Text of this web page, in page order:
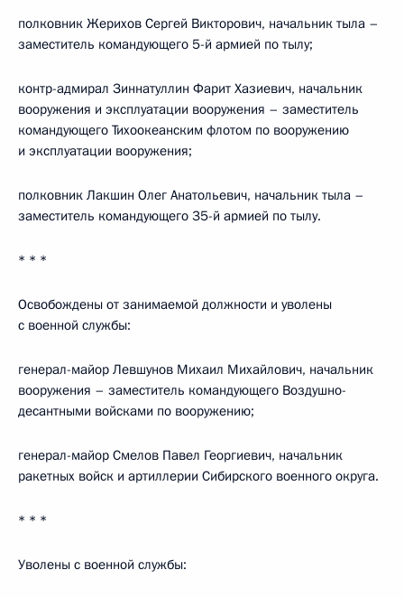
полковник Жерихов Сергей Викторович, начальник тыла –
заместитель командующего 5-й армией по тылу;
контр-адмирал Зиннатуллин Фарит Хазиевич, начальник
вооружения и эксплуатации вооружения – заместитель
командующего Тихоокеанским флотом по вооружению
и эксплуатации вооружения;
полковник Лакшин Олег Анатольевич, начальник тыла –
заместитель командующего 35-й армией по тылу.
* * *
Освобождены от занимаемой должности и уволены
с военной службы:
генерал-майор Левшунов Михаил Михайлович, начальник
вооружения – заместитель командующего Воздушно-
десантными войсками по вооружению;
генерал-майор Смелов Павел Георгиевич, начальник
ракетных войск и артиллерии Сибирского военного округа.
* * *
Уволены с военной службы: